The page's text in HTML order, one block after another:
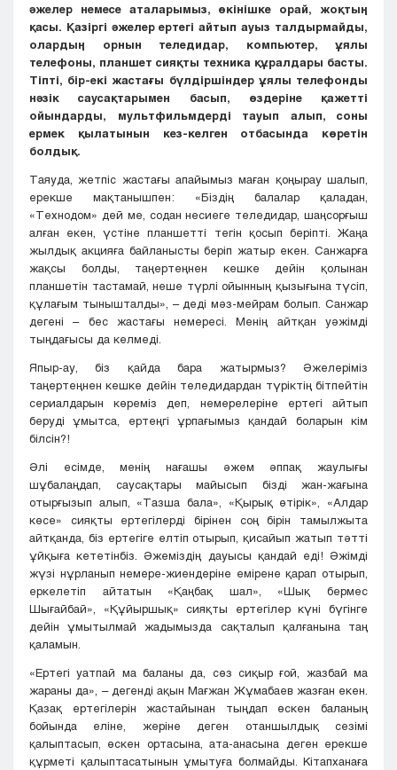
әжелер немесе аталарымыз, өкінішке орай, жоқтың
қасы. Қазіргі әжелер ертегі айтып ауыз талдырмайды,
олардың орнын теледидар, компьютер, ұялы
телефоны, планшет сияқты техника құралдары басты.
Тіпті, бір-екі жастағы бүлдіршіндер ұялы телефонды
нәзік саусақтарымен басып, өздеріне қажетті
ойындарды, мультфильмдерді тауып алып, соны
ермек қылатынын кез-келген отбасында көретін
болдық.
Таяуда, жетпіс жастағы апайымыз маған қоңырау шалып,
ерекше мақтанышпен: «Біздің балалар қаладан,
«Технодом» дей ме, содан несиеге теледидар, шаңсорғыш
алған екен, үстіне планшетті тегін қосып беріпті. Жаңа
жылдық акцияға байланысты беріп жатыр екен. Санжарға
жақсы болды, таңертеңнен кешке дейін қолынан
планшетін тастамай, неше түрлі ойынның қызығына түсіп,
құлағым тынышталды», – деді мәз-мейрам болып. Санжар
дегені – бес жастағы немересі. Менің айтқан уәжімді
тыңдағысы да келмеді.
Япыр-ау, біз қайда бара жатырмыз? Әжелеріміз
таңертеңнен кешке дейін теледидардан түріктің бітпейтін
сериалдарын көреміз деп, немерелеріне ертегі айтып
беруді ұмытса, ертеңгі ұрпағымыз қандай боларын кім
білсін?!
Әлі есімде, менің нағашы әжем әппақ жаулығы
шұбалаңдап, саусақтары майысып бізді жан-жағына
отырғызып алып, «Тазша бала», «Қырық өтірік», «Алдар
көсе» сияқты ертегілерді бірінен соң бірін тамылжыта
айтқанда, біз ертегіге елтіп отырып, қисайып жатып тәтті
ұйқыға кететінбіз. Әжеміздің дауысы қандай еді! Әжімді
жүзі нұрланып немере-жиендеріне емірене қарап отырып,
еркелетіп айтатын «Қаңбақ шал», «Шық бермес
Шығайбай», «Құйыршық» сияқты ертегілер күні бүгінге
дейін ұмытылмай жадымызда сақталып қалғанына таң
қаламын.
«Ертегі уатпай ма баланы да, сөз сиқыр ғой, жазбай ма
жараны да», – дегенді ақын Мағжан Жұмабаев жазған екен.
Қазақ ертегілерін жастайынан тыңдап өскен баланың
бойында еліне, жеріне деген отаншылдық сезімі
қалыптасып, өскен ортасына, ата-анасына деген ерекше
құрметі қалыптасатынын ұмытуға болмайды. Кітапханаға